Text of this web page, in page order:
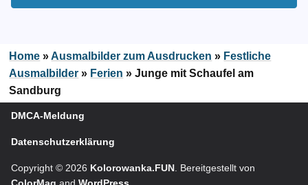
Home »Ausmalbilder zum Ausdrucken » Festliche
Ausmalbilder » Ferien »Junge mit Schaufel am
Sandburg
DMCA-Meldung
Datenschutzerklärung
Copyright © 2026 Kolorowanka.FUN . Bereitgestellt von